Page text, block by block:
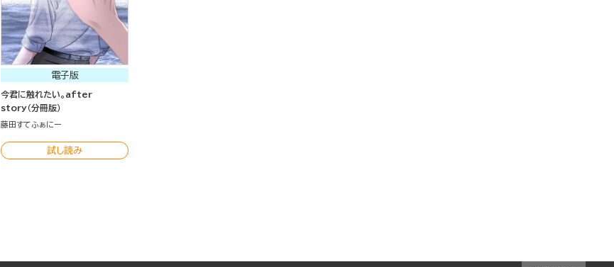
電子版
今君に触れたい。after
story（分冊版）
藤田すてふぁにー
試し読み